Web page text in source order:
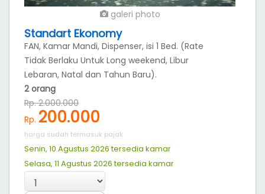
galeri photo
Standart Ekonomy
FAN, Kamar Mandi, Dispenser, isi 1 Bed. (Rate
Tidak Berlaku Untuk Long weekend, Libur
Lebaran, Natal dan Tahun Baru).
2 orang
Rp. 2.000.000
Rp. 200.000
harga sudah termasuk pajak
Senin, 10 Agustus 2026 tersedia kamar
Selasa, 11 Agustus 2026 tersedia kamar